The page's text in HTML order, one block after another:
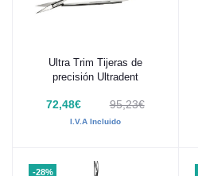
Añadir al carrito
Ultra Trim Tijeras de
precisión Ultradent
72,48€ 95,23€
I.V.A Incluido
-28%